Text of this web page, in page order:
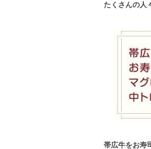
たくさんの人
帯広牛をお寿